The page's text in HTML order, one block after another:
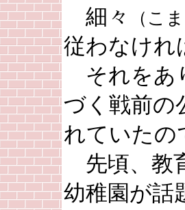
細々
（こ
従わなけれ
それをあ
づく戦前の
れていたの
先頃、教
幼稚園が話